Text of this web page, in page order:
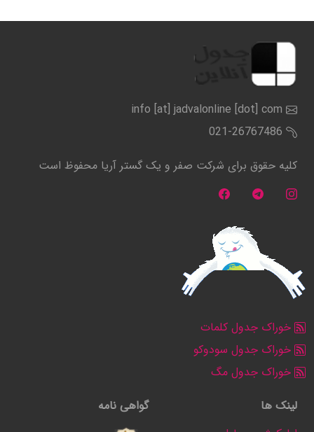
info [at] jadvalonline [dot] com
021-26767486
کلیه حقوق برای شرکت صفر و یک گستر آریا محفوظ است
خوراک جدول کلمات
خوراک جدول سودوکو
خوراک جدول مگ
لینک ها
گواهی نامه